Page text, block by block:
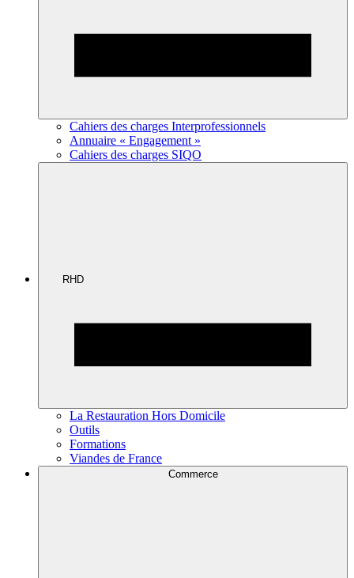
Cahiers des charges Interprofessionnels
Annuaire « Engagement »
Cahiers des charges SIQO
RHD
La Restauration Hors Domicile
Outils
Formations
Viandes de France
Commerce